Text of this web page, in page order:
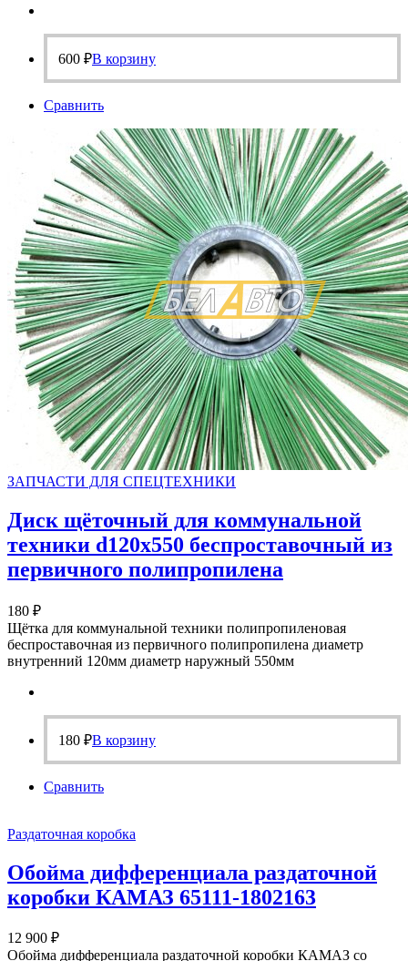
600 ₽В корзину
Сравнить
ЗАПЧАСТИ ДЛЯ СПЕЦТЕХНИКИ
Диск щёточный для коммунальной
техники d120х550 беспроставочный из
первичного полипропилена
180 ₽
Щётка для коммунальной техники полипропиленовая
беспроставочная из первичного полипропилена диаметр
внутренний 120мм диаметр наружный 550мм
180 ₽В корзину
Сравнить
Раздаточная коробка
Обойма дифференциала раздаточной
коробки КАМАЗ 65111-1802163
12 900 ₽
Обойма дифференциала раздаточной коробки КАМАЗ со